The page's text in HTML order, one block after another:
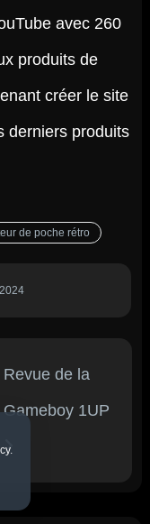
avec 260
produits de
créer le site
derniers produits
de poche rétro
Revue de la
Gameboy 1UP